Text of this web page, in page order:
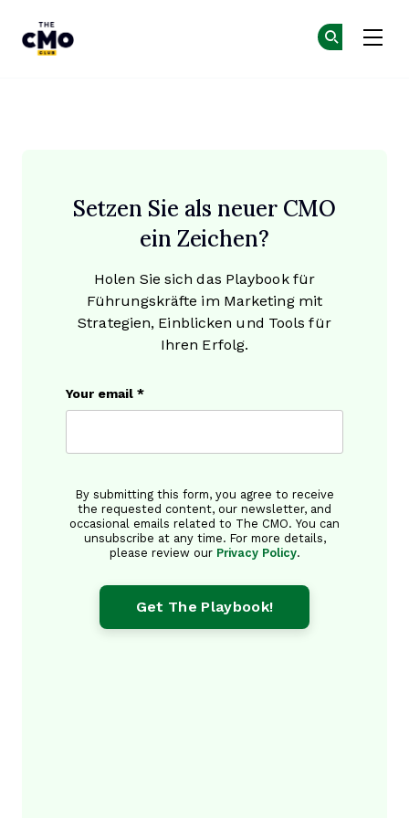
Setzen Sie als neuer CMO
ein Zeichen?
Holen Sie sich das Playbook für
Führungskräfte im Marketing mit
Strategien, Einblicken und Tools für
Ihren Erfolg.
X/Twitter
Your email *
By submitting this form, you agree to receive
the requested content, our newsletter, and
occasional emails related to The CMO. You can
unsubscribe at any time. For more details,
please review our Privacy Policy.